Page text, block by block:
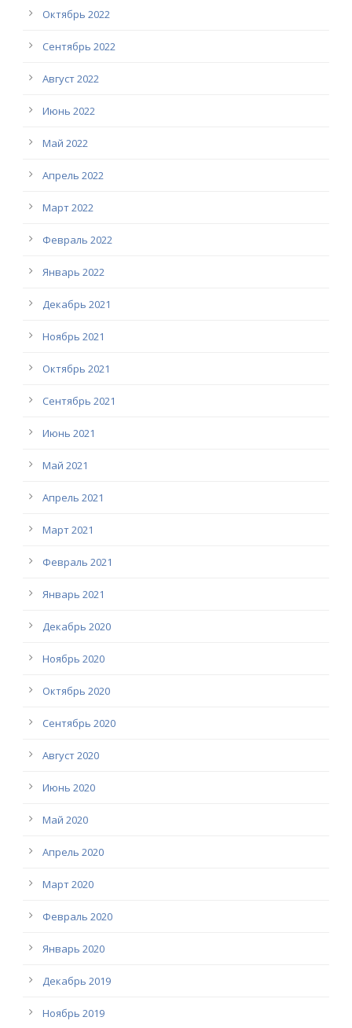
Октябрь 2022
Сентябрь 2022
Август 2022
Июнь 2022
Май 2022
Апрель 2022
Март 2022
Февраль 2022
Январь 2022
Декабрь 2021
Ноябрь 2021
Октябрь 2021
Сентябрь 2021
Июнь 2021
Май 2021
Апрель 2021
Март 2021
Февраль 2021
Январь 2021
Декабрь 2020
Ноябрь 2020
Октябрь 2020
Сентябрь 2020
Август 2020
Июнь 2020
Май 2020
Апрель 2020
Март 2020
Февраль 2020
Январь 2020
Декабрь 2019
Ноябрь 2019